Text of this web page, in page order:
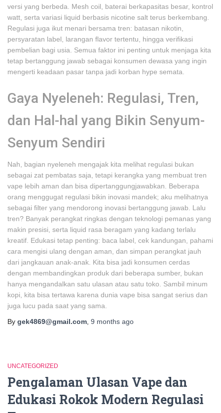
versi yang berbeda. Mesh coil, baterai berkapasitas besar, kontrol
watt, serta variasi liquid berbasis nicotine salt terus berkembang.
Regulasi juga ikut menari bersama tren: batasan nikotin,
persyaratan label, larangan flavor tertentu, hingga verifikasi
pembelian bagi usia. Semua faktor ini penting untuk menjaga kita
tetap bertanggung jawab sebagai konsumen dewasa yang ingin
mengerti keadaan pasar tanpa jadi korban hype semata.
Gaya Nyeleneh: Regulasi, Tren,
dan Hal-hal yang Bikin Senyum-
Senyum Sendiri
Nah, bagian nyeleneh mengajak kita melihat regulasi bukan
sebagai zat pembatas saja, tetapi kerangka yang membuat tren
vape lebih aman dan bisa dipertanggungjawabkan. Beberapa
orang menggugat regulasi bikin inovasi mandek; aku melihatnya
sebagai filter yang mendorong inovasi bertanggung jawab. Lalu
tren? Banyak perangkat ringkas dengan teknologi pemanas yang
makin presisi, serta liquid rasa beragam yang kadang terlalu
kreatif. Edukasi tetap penting: baca label, cek kandungan, pahami
cara mengisi ulang dengan aman, dan simpan perangkat jauh
dari jangkauan anak-anak. Kita bisa jadi konsumen cerdas
dengan membandingkan produk dari beberapa sumber, bukan
hanya mengandalkan satu ulasan atau satu toko. Sambil minum
kopi, kita bisa tertawa karena dunia vape bisa sangat serius dan
juga lucu pada saat yang sama.
By gek4869@gmail.com 9 months ago
UNCATEGORIZED
Pengalaman Ulasan Vape dan
Edukasi Rokok Modern Regulasi